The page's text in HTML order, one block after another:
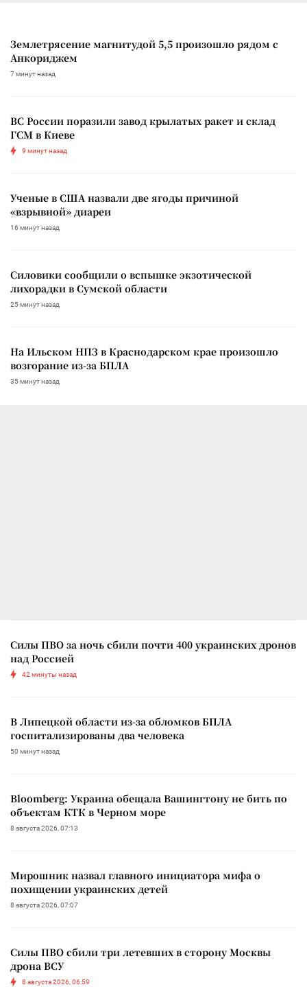
Землетрясение магнитудой 5,5 произошло рядом с
Анкориджем
7 минут назад
ВС России поразили завод крылатых ракет и склад
ГСМ в Киеве
9 минут назад
Ученые в США назвали две ягоды причиной
«взрывной» диареи
16 минут назад
Силовики сообщили о вспышке экзотической
лихорадки в Сумской области
25 минут назад
На Ильском НПЗ в Краснодарском крае произошло
возгорание из-за БПЛА
35 минут назад
Силы ПВО за ночь сбили почти 400 украинских дронов
над Россией
42 минуты назад
В Липецкой области из-за обломков БПЛА
госпитализированы два человека
50 минут назад
Bloomberg: Украина обещала Вашингтону не бить по
объектам КТК в Черном море
8 августа 2026, 07:13
Мирошник назвал главного инициатора мифа о
похищении украинских детей
8 августа 2026, 07:07
Силы ПВО сбили три летевших в сторону Москвы
дрона ВСУ
8 августа 2026, 06:59